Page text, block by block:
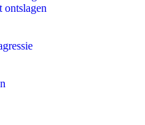
ontslagen